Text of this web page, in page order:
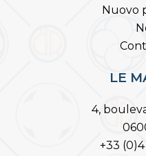
Nuovo
LE
4,
+33